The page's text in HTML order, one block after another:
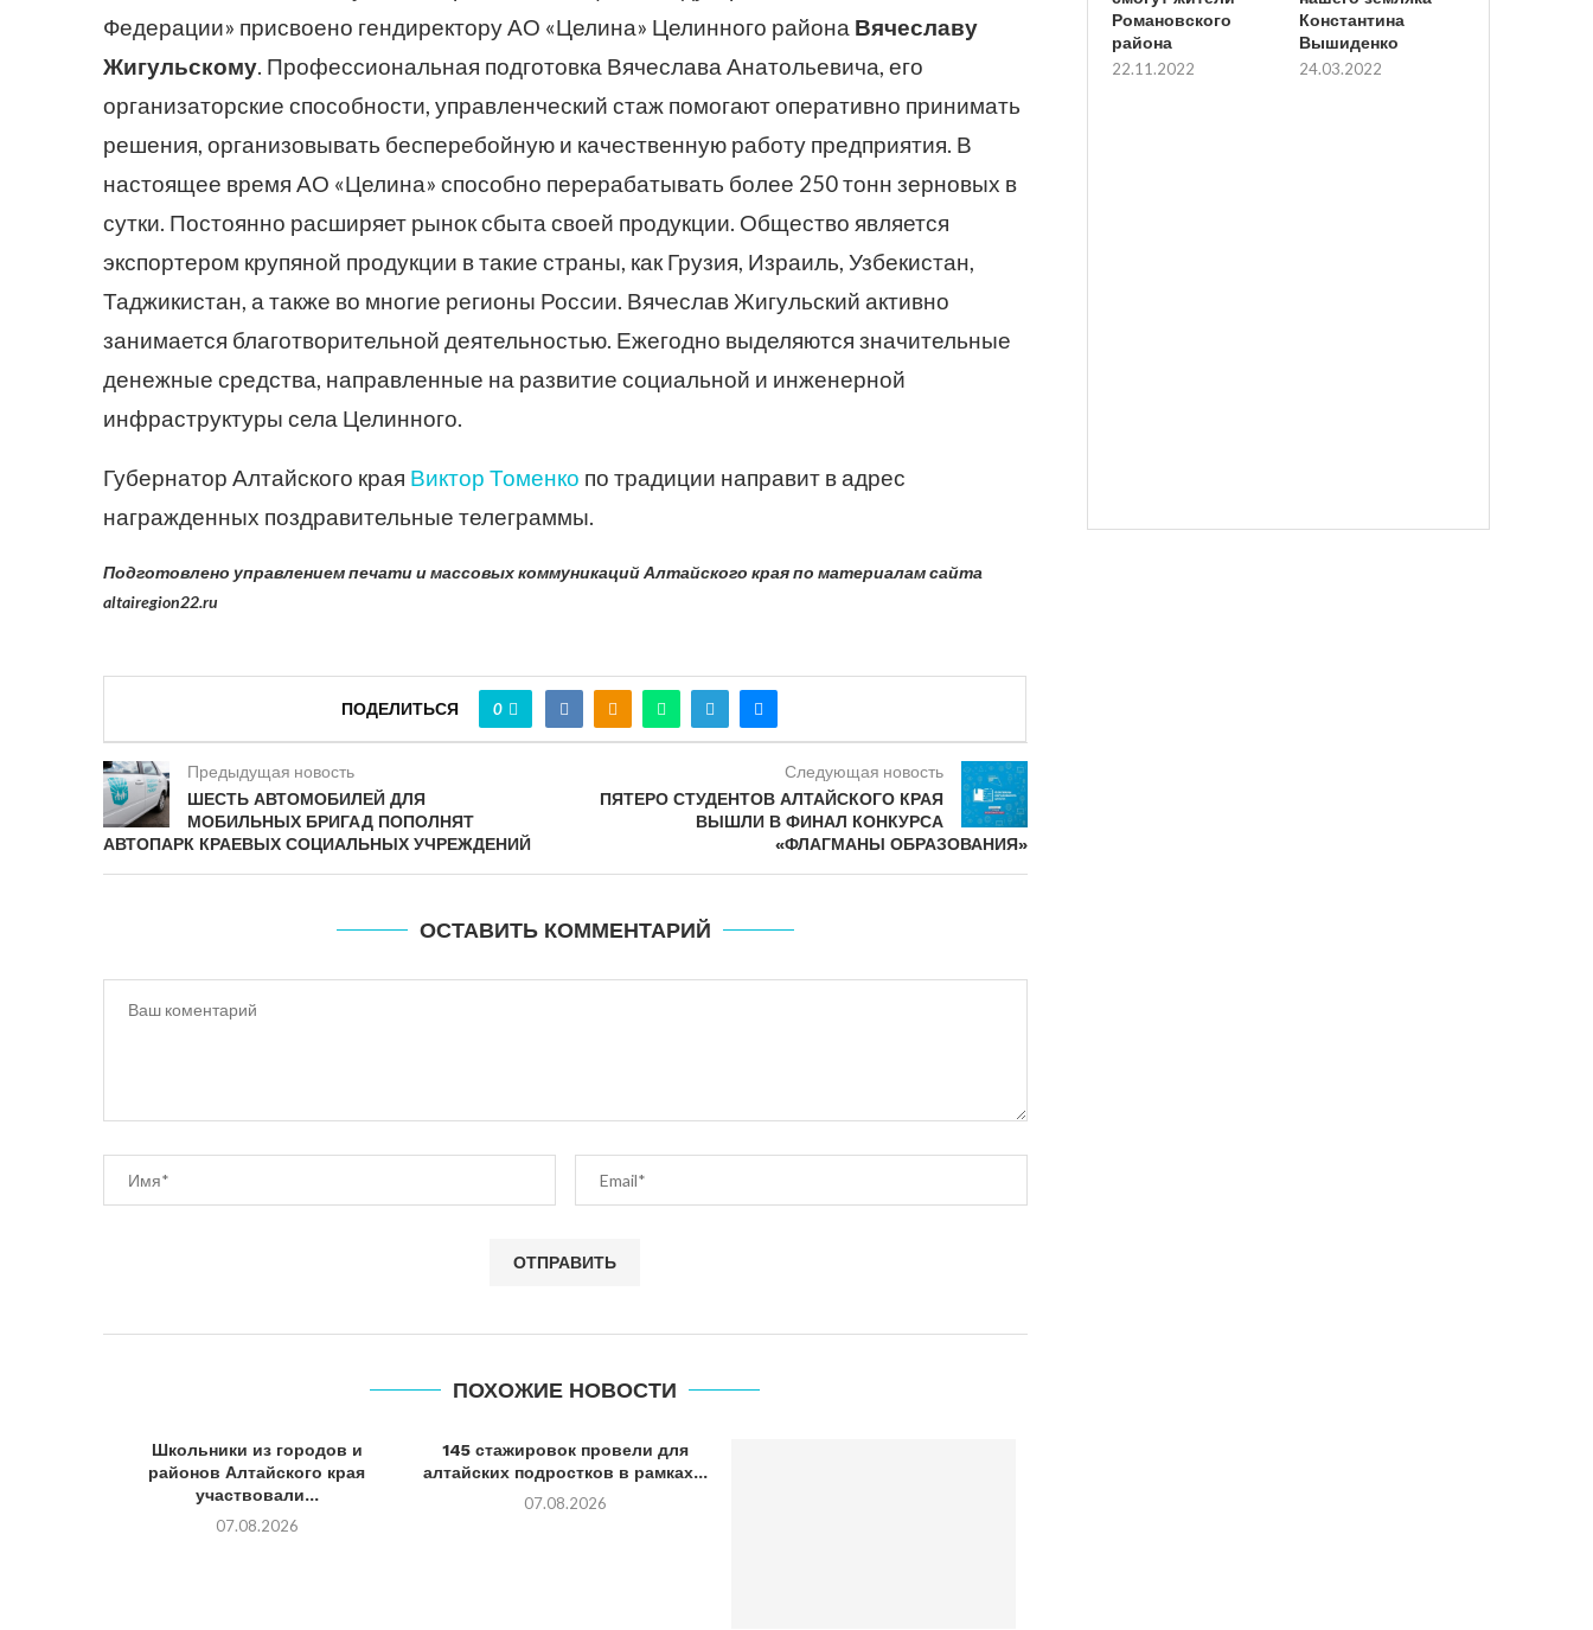
Федерации» присвоено гендиректору АО «Целина» Целинного района Вячеславу
Жигульскому. Профессиональная подготовка Вячеслава Анатольевича, его
организаторские способности, управленческий стаж помогают оперативно принимать
решения, организовывать бесперебойную и качественную работу предприятия. В
настоящее время АО «Целина» способно перерабатывать более 250 тонн зерновых в
сутки. Постоянно расширяет рынок сбыта своей продукции. Общество является
экспортером крупяной продукции в такие страны, как Грузия, Израиль, Узбекистан,
Таджикистан, а также во многие регионы России. Вячеслав Жигульский активно
занимается благотворительной деятельностью. Ежегодно выделяются значительные
денежные средства, направленные на развитие социальной и инженерной
инфраструктуры села Целинного.
Губернатор Алтайского края Виктор Томенко по традиции направит в адрес
награжденных поздравительные телеграммы.
Подготовлено управлением печати и массовых коммуникаций Алтайского края по материалам сайта
altairegion22.ru
ПОДЕЛИТЬСЯ 0
Предыдущая новость
ШЕСТЬ АВТОМОБИЛЕЙ ДЛЯ
МОБИЛЬНЫХ БРИГАД ПОПОЛНЯТ
АВТОПАРК КРАЕВЫХ СОЦИАЛЬНЫХ УЧРЕЖДЕНИЙ
Следующая новость
ПЯТЕРО СТУДЕНТОВ АЛТАЙСКОГО КРАЯ
ВЫШЛИ В ФИНАЛ КОНКУРСА
«ФЛАГМАНЫ ОБРАЗОВАНИЯ»
ОСТАВИТЬ КОММЕНТАРИЙ
ПОХОЖИЕ НОВОСТИ
Школьники из городов и
районов Алтайского края
участвовали...
07.08.2026
145 стажировок провели для
алтайских подростков в рамках...
07.08.2026
Романовского
района
22.11.2022
Константина
Вышиденко
24.03.2022